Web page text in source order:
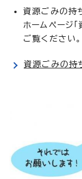
資源ごみの持
ホームページ
ご覧ください。
資源ごみの持